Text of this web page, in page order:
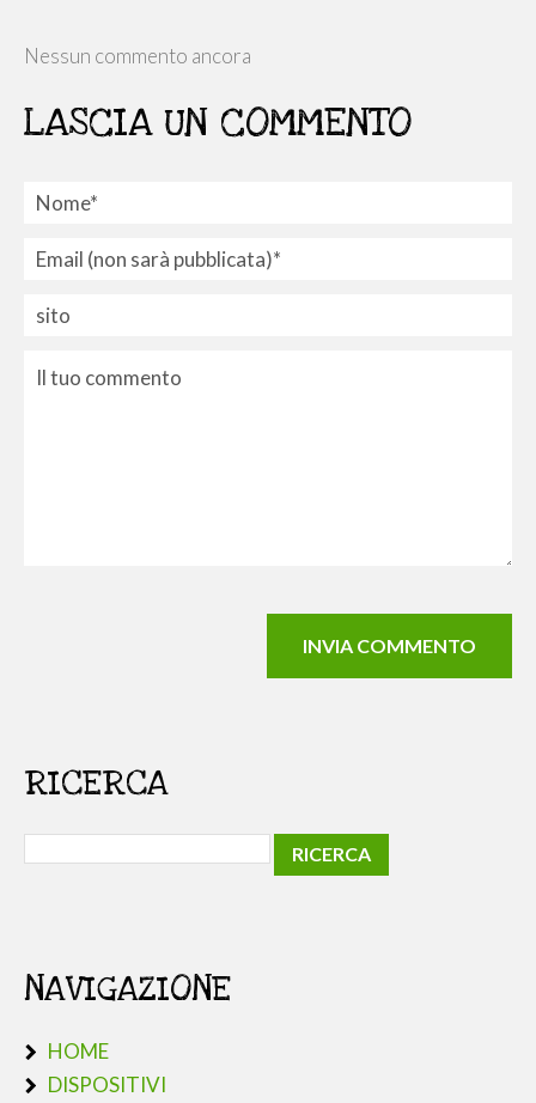
Nessun commento ancora
LASCIA UN COMMENTO
RICERCA
NAVIGAZIONE
HOME
DISPOSITIVI